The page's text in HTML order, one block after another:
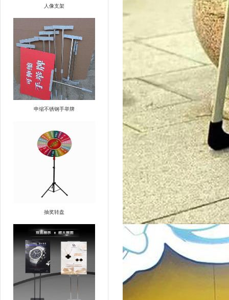
人像支架
申缩不锈钢手举牌
抽奖转盘